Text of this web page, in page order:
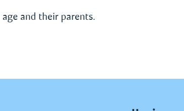
and their parents.